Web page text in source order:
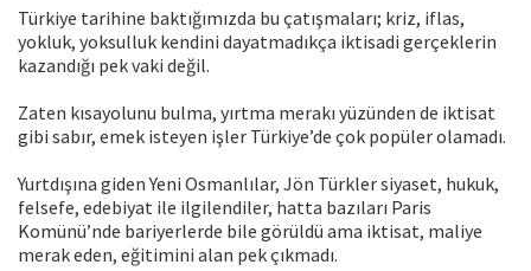
Türkiye tarihine baktığımızda bu çatışmaları; kriz, iflas,
yokluk, yoksulluk kendini dayatmadıkça iktisadi gerçeklerin
kazandığı pek vaki değil.
Zaten kısayolunu bulma, yırtma merakı yüzünden de iktisat
gibi sabır, emek isteyen işler Türkiye’de çok popüler olamadı.
Yurtdışına giden Yeni Osmanlılar, Jön Türkler siyaset, hukuk,
felsefe, edebiyat ile ilgilendiler, hatta bazıları Paris
Komünü’nde bariyerlerde bile görüldü ama iktisat, maliye
merak eden, eğitimini alan pek çıkmadı.